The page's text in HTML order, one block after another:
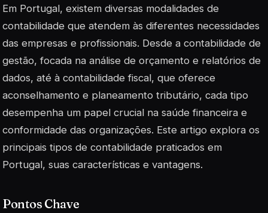
Em Portugal, existem diversas modalidades de
contabilidade que atendem às diferentes necessidades
das empresas e profissionais. Desde a contabilidade de
gestão, focada na análise de orçamento e relatórios de
dados, até à contabilidade fiscal, que oferece
aconselhamento e planeamento tributário, cada tipo
desempenha um papel crucial na saúde financeira e
conformidade das organizações. Este artigo explora os
principais tipos de contabilidade praticados em
Portugal, suas características e vantagens.
Pontos Chave